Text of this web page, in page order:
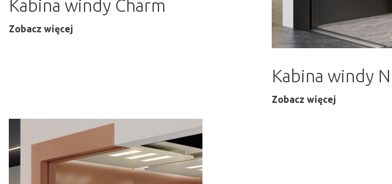
Kabina windy Charm
Zobacz więcej
Kabina windy
Zobacz więcej